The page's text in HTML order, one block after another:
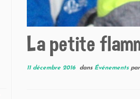
La petite
11 décembre 2016 dans Événements par